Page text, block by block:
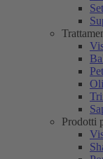
Prodotti